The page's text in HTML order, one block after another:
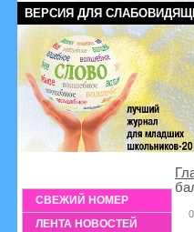
ВЕРСИЯ ДЛЯ
СВЕЖИЙ НОМЕР
ЛЕНТА НОВОСТЕЙ